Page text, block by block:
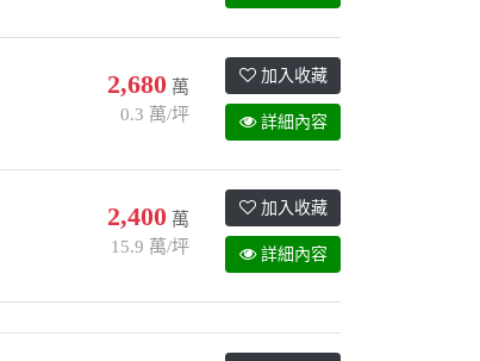
2,680 萬
0.3 萬/坪
加入收藏
詳細內容
2,400 萬
15.9 萬/坪
加入收藏
詳細內容